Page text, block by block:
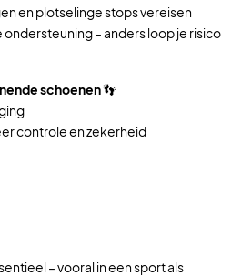
en plotselinge stops vereisen
– anders loop je risico
schoenen👣
controle en zekerheid
– vooral in een sport als